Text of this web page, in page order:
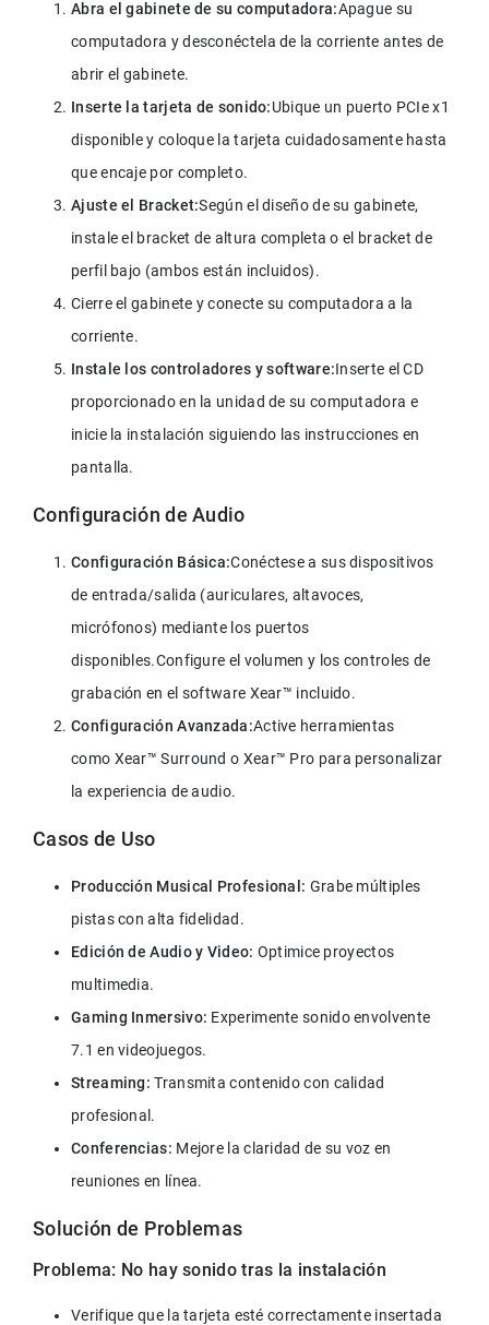
Abra el gabinete de su computadora:Apague su
computadora y desconéctela de la corriente antes de
abrir el gabinete.
Inserte la tarjeta de sonido:Ubique un puerto PCIe x1
disponible y coloque la tarjeta cuidadosamente hasta
que encaje por completo.
Ajuste el Bracket:Según el diseño de su gabinete,
instale el bracket de altura completa o el bracket de
perfil bajo (ambos están incluidos).
Cierre el gabinete y conecte su computadora a la
corriente.
Instale los controladores y software:Inserte el CD
proporcionado en la unidad de su computadora e
inicie la instalación siguiendo las instrucciones en
pantalla.
Configuración de Audio
Configuración Básica:Conéctese a sus dispositivos
de entrada/salida (auriculares, altavoces,
micrófonos) mediante los puertos
disponibles.Configure el volumen y los controles de
grabación en el software Xear™ incluido.
Configuración Avanzada:Active herramientas
como Xear™ Surround o Xear™ Pro para personalizar
la experiencia de audio.
Casos de Uso
Producción Musical Profesional: Grabe múltiples
pistas con alta fidelidad.
Edición de Audio y Video: Optimice proyectos
multimedia.
Gaming Inmersivo: Experimente sonido envolvente
7.1 en videojuegos.
Streaming: Transmita contenido con calidad
profesional.
Conferencias: Mejore la claridad de su voz en
reuniones en línea.
Solución de Problemas
Problema: No hay sonido tras la instalación
Verifique que la tarjeta esté correctamente insertada